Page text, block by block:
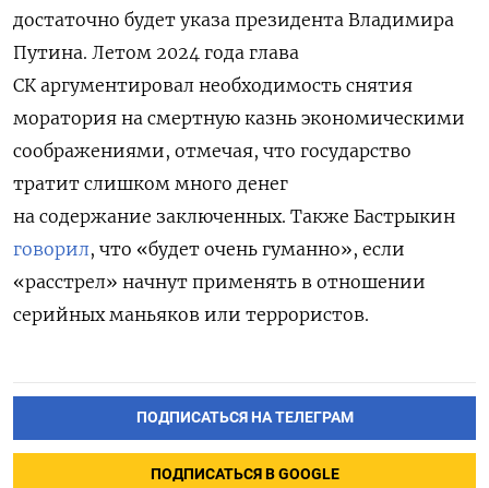
достаточно будет указа президента Владимира
Путина. Летом 2024 года глава
СК аргументировал необходимость снятия
моратория на смертную казнь экономическими
соображениями, отмечая, что государство
тратит слишком много денег
на содержание заключенных. Также Бастрыкин
говорил, что «будет очень гуманно», если
«расстрел» начнут применять в отношении
серийных маньяков или террористов.
ПОДПИСАТЬСЯ НА ТЕЛЕГРАМ
ПОДПИСАТЬСЯ В GOOGLE